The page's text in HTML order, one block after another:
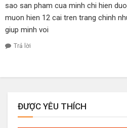
sao san pham cua minh chi hien
muon hien 12 cai tren trang chinh
giup minh voi
Trả lời
ĐƯỢC YÊU THÍCH